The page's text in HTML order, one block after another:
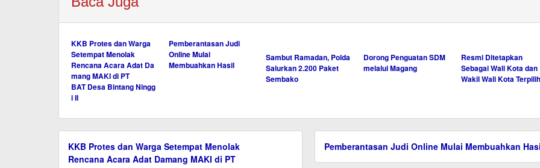
KKB Protes dan Warga
Setempat Menolak
Rencana Acara Adat Da
mang MAKI di PT
BAT Desa Bintang Ningg
i II
Pemberantasan Judi
Online Mulai
Membuahkan Hasil
Sambut Ramadan, Polda
Salurkan 2.200 Paket
Sembako
Dorong Penguatan SDM
melalui Magang
Resmi Ditetapkan
Sebagai Wali Kota dan
Wakil Wali Kota Terpilih
KKB Protes dan Warga Setempat Menolak
Rencana Acara Adat Damang MAKI di PT
Pemberantasan Judi Online Mulai Membuahkan